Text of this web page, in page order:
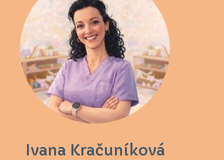
Ivana Kračuníková